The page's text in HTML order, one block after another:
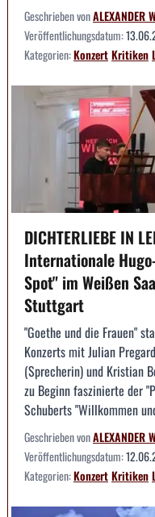
Geschrieben vonALEXANDER
Veröffentlichungsdatum:
Kategorien:KonzertKritiken
DICHTERLIEBE IN
Internationale
Spot" im Weißen
Stuttgart
"Goethe und die Frauen"
Konzerts mit Julian
(Sprecherin) und Kristian
zu Beginn faszinierte der
Schuberts "Willkommen
Geschrieben vonALEXANDER
Veröffentlichungsdatum:
Kategorien:KonzertKritiken